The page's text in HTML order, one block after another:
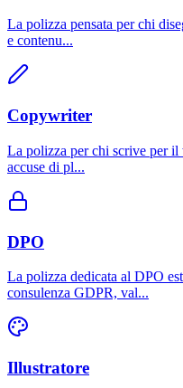
La polizza pensata per chi
e contenu...
Copywriter
La polizza per chi scrive per
accuse di pl...
DPO
La polizza dedicata al DPO
consulenza GDPR, val...
Illustratore